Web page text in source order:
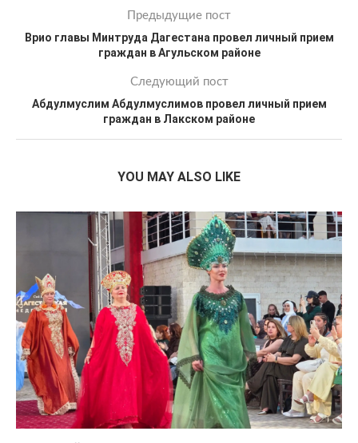
Предыдущие пост
Врио главы Минтруда Дагестана провел личный прием
граждан в Агульском районе
Следующий пост
Абдулмуслим Абдулмуслимов провел личный прием
граждан в Лакском районе
YOU MAY ALSO LIKE